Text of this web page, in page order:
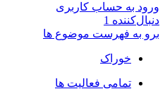
ورود به حساب کاربری
دنبال‌کننده 1
برو به فهرست موضوع ها
خوراک
تمامی فعالیت ها